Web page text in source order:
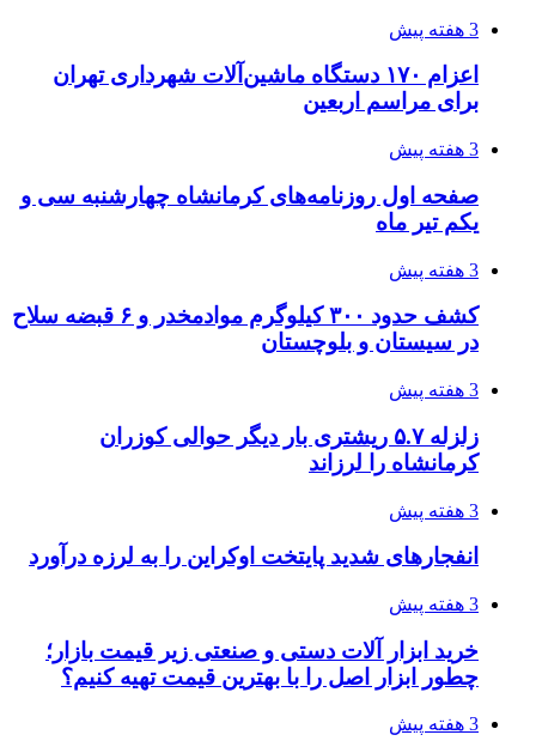
3 هفته پیش
اعزام ۱۷۰ دستگاه ماشین‌آلات شهرداری تهران
برای مراسم اربعین
3 هفته پیش
صفحه اول روزنامه‌های کرمانشاه چهارشنبه سی و
یکم تیر ماه
3 هفته پیش
کشف حدود ۳۰۰ کیلوگرم موادمخدر و ۶ قبضه سلاح
در سیستان و بلوچستان
3 هفته پیش
زلزله ۵.۷ ریشتری بار دیگر حوالی کوزران
کرمانشاه را لرزاند
3 هفته پیش
انفجارهای شدید پایتخت اوکراین را به لرزه درآورد
3 هفته پیش
خرید ابزار آلات دستی و صنعتی زیر قیمت بازار؛
چطور ابزار اصل را با بهترین قیمت تهیه کنیم؟
3 هفته پیش